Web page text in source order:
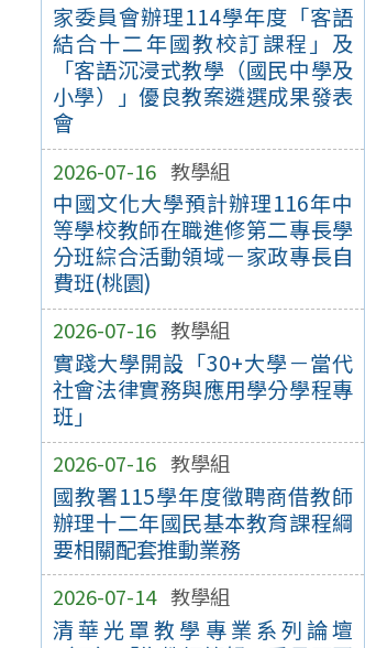
家委員會辦理114學年度「客語
結合十二年國教校訂課程」及
「客語沉浸式教學（國民中學及
小學）」優良教案遴選成果發表
會
2026-07-16 教學組
中國文化大學預計辦理116年中
等學校教師在職進修第二專長學
分班綜合活動領域－家政專長自
費班(桃園)
2026-07-16 教學組
實踐大學開設「30+大學－當代
社會法律實務與應用學分學程專
班」
2026-07-16 教學組
國教署115學年度徵聘商借教師
辦理十二年國民基本教育課程綱
要相關配套推動業務
2026-07-14 教學組
清華光罩教學專業系列論壇